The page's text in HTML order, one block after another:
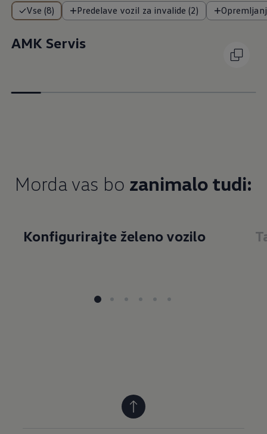
Vse (8) Predelave vozil za invalide (2)
AMK Servis
Morda vas bo zanimalo tudi:
Konfigurirajte želeno vozilo